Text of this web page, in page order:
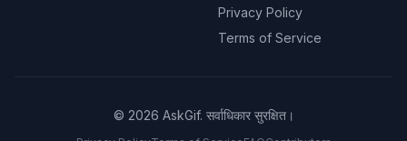
Privacy Policy
Terms of Service
© 2026 AskGif. सर्वाधिकार सुरक्षित।